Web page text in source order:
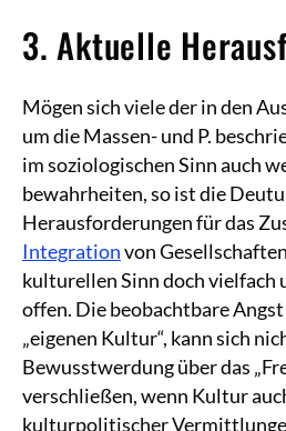
3. Aktuelle
Mögen sich viele der in den
um die Massen- und P.
im soziologischen Sinn auch
bewahrheiten, so ist die
Herausforderungen für das
Integrationvon
kulturellen Sinn doch vielfach
offen. Die beobachtbare
„eigenen Kultur“, kann sich
Bewusstwerdung über das
verschließen, wenn Kultur
kulturpolitischer